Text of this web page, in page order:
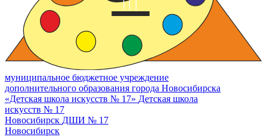
муниципальное бюджетное учреждение
дополнительного образования города Новосибирска
«Детская школа искусств № 17» Детская школа
искусств № 17
Новосибирск ДШИ № 17
Новосибирск